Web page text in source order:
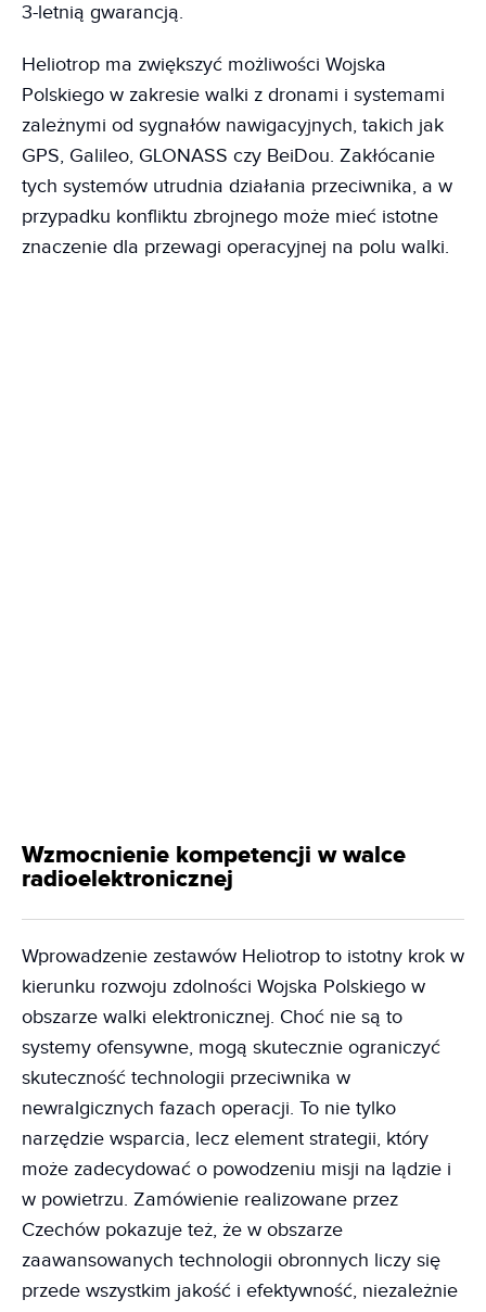
3-letnią gwarancją.
Heliotrop ma zwiększyć możliwości Wojska
Polskiego w zakresie walki z dronami i systemami
zależnymi od sygnałów nawigacyjnych, takich jak
GPS, Galileo, GLONASS czy BeiDou. Zakłócanie
tych systemów utrudnia działania przeciwnika, a w
przypadku konfliktu zbrojnego może mieć istotne
znaczenie dla przewagi operacyjnej na polu walki.
Wzmocnienie kompetencji w walce
radioelektronicznej
Wprowadzenie zestawów Heliotrop to istotny krok w
kierunku rozwoju zdolności Wojska Polskiego w
obszarze walki elektronicznej. Choć nie są to
systemy ofensywne, mogą skutecznie ograniczyć
skuteczność technologii przeciwnika w
newralgicznych fazach operacji. To nie tylko
narzędzie wsparcia, lecz element strategii, który
może zadecydować o powodzeniu misji na lądzie i
w powietrzu. Zamówienie realizowane przez
Czechów pokazuje też, że w obszarze
zaawansowanych technologii obronnych liczy się
przede wszystkim jakość i efektywność, niezależnie